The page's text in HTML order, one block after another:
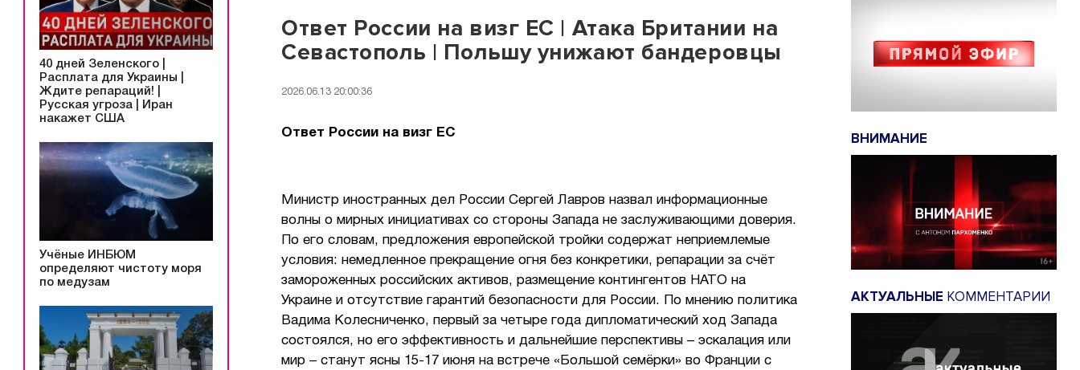
40 дней Зеленского |
Расплата для Украины |
Ждите репараций! |
Русская угроза | Иран
накажет США
Учёные ИНБЮМ
определяют чистоту моря
по медузам
Ответ России на визг ЕС | Атака Британии на
Севастополь | Польшу унижают бандеровцы
2026.06.13 20:00:36
Ответ России на визг ЕС
Министр иностранных дел России Сергей Лавров назвал информационные
волны о мирных инициативах со стороны Запада не заслуживающими доверия.
По его словам, предложения европейской тройки содержат неприемлемые
условия: немедленное прекращение огня без конкретики, репарации за счёт
замороженных российских активов, размещение контингентов НАТО на
Украине и отсутствие гарантий безопасности для России. По мнению политика
Вадима Колесниченко, первый за четыре года дипломатический ход Запада
состоялся, но его эффективность и дальнейшие перспективы – эскалация или
мир – станут ясны 15-17 июня на встрече «Большой семёрки» во Франции с
ВНИМАНИЕ
АКТУАЛЬНЫЕ КОММЕНТАРИИ